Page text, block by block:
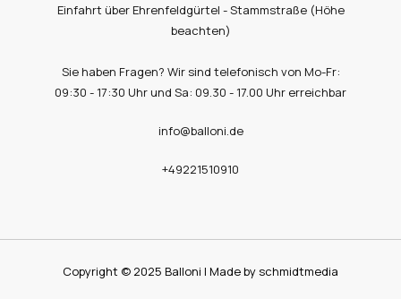
Einfahrt über Ehrenfeldgürtel - Stammstraße (Höhe
beachten)
Sie haben Fragen? Wir sind telefonisch von Mo-Fr:
09:30 - 17:30 Uhr und Sa: 09.30 - 17.00 Uhr erreichbar
info@balloni.de
+49221510910
Copyright © 2025 Balloni | Made by schmidtmedia